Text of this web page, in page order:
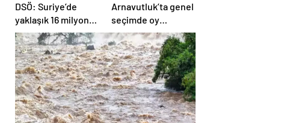
DSÖ: Suriye’de
yaklaşık 16 milyon
kişi sağlık
desteğine ihtiyaç
duyuyor
Arnavutluk’ta genel
seçimde oy
kullanma işlemi
başladı